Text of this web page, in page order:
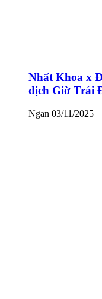
Nhất Khoa x
dịch Giờ Trái
Ngan 03/11/2025